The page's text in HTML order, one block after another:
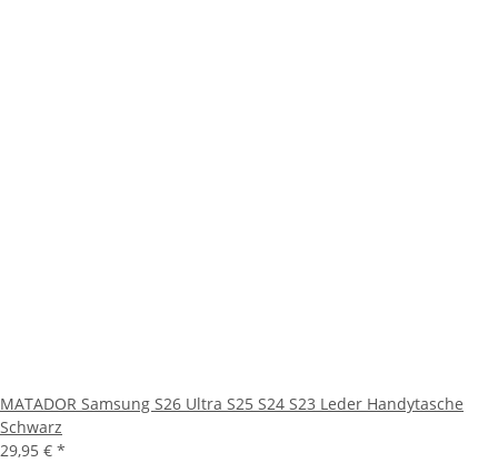
MATADOR Samsung S26 Ultra S25 S24 S23 Leder Handytasche
Schwarz
29,95 € *